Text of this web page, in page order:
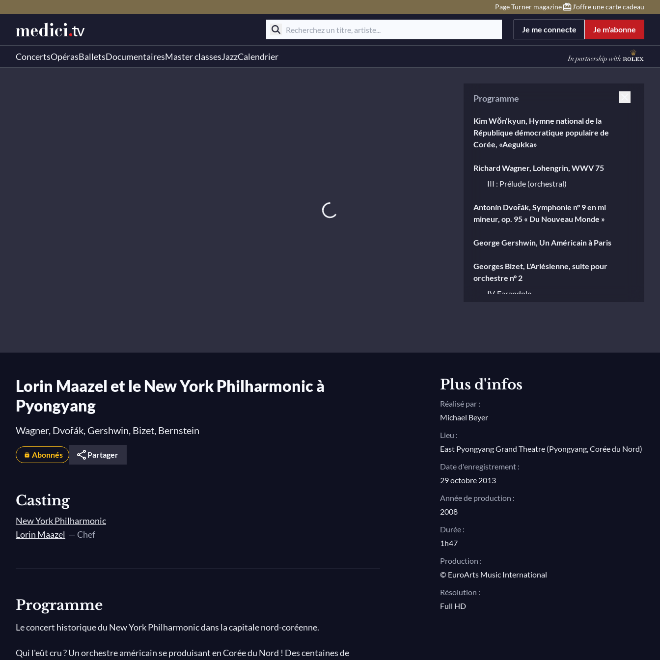
Page Turner magazine J'offre une carte cadeau
Je me connecte Je m'abonne
ConcertsOpérasBalletsDocumentairesMaster classesJazzCalendrier
Programme
Kim Wŏn'kyun, Hymne national de la
République démocratique populaire de
Corée, «Aegukka»
Richard Wagner, Lohengrin, WWV 75
III : Prélude (orchestral)
Antonín Dvořák, Symphonie n° 9 en mi
mineur, op. 95 « Du Nouveau Monde »
George Gershwin, Un Américain à Paris
Georges Bizet, L'Arlésienne, suite pour
orchestre n° 2
IV. Farandole
Lorin Maazel et le New York Philharmonic à
Pyongyang
Wagner, Dvořák, Gershwin, Bizet, Bernstein
Abonnés Partager
Casting
New York Philharmonic
Lorin Maazel — Chef
Programme
Le concert historique du New York Philharmonic dans la capitale nord-coréenne.
Qui l'eût cru ? Un orchestre américain se produisant en Corée du Nord ! Des centaines de
Plus d'infos
Réalisé par :
Michael Beyer
Lieu :
East Pyongyang Grand Theatre (Pyongyang, Corée du Nord)
Date d'enregistrement :
29 octobre 2013
Année de production :
2008
Durée :
1h47
Production :
© EuroArts Music International
Résolution :
Full HD